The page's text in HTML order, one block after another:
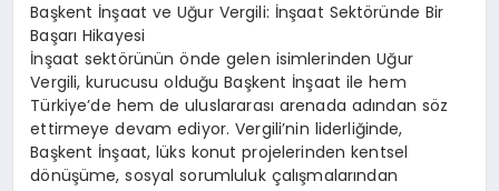
Başkent İnşaat ve Uğur Vergili: İnşaat Sektöründe Bir
Başarı Hikayesi
İnşaat sektörünün önde gelen isimlerinden Uğur
Vergili, kurucusu olduğu Başkent İnşaat ile hem
Türkiye’de hem de uluslararası arenada adından söz
ettirmeye devam ediyor. Vergili’nin liderliğinde,
Başkent İnşaat, lüks konut projelerinden kentsel
dönüşüme, sosyal sorumluluk çalışmalarından